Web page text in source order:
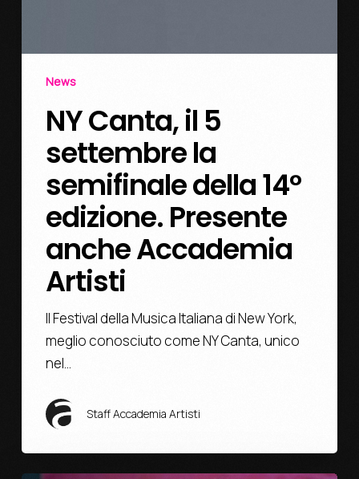
News
NY Canta, il 5
settembre la
semifinale della 14°
edizione. Presente
anche Accademia
Artisti
Il Festival della Musica Italiana di New York,
meglio conosciuto come NY Canta, unico
nel…
Staff Accademia Artisti